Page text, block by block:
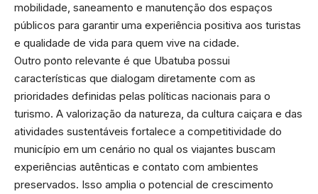
mobilidade, saneamento e manutenção dos espaços
públicos para garantir uma experiência positiva aos turistas
e qualidade de vida para quem vive na cidade.
Outro ponto relevante é que Ubatuba possui
características que dialogam diretamente com as
prioridades definidas pelas políticas nacionais para o
turismo. A valorização da natureza, da cultura caiçara e das
atividades sustentáveis fortalece a competitividade do
município em um cenário no qual os viajantes buscam
experiências autênticas e contato com ambientes
preservados. Isso amplia o potencial de crescimento